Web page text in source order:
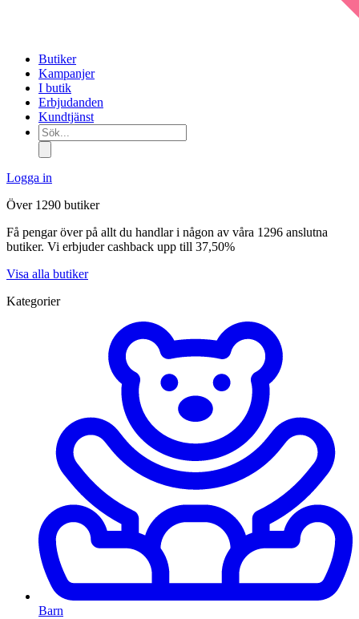
Butiker
Kampanjer
I butik
Erbjudanden
Kundtjänst
Sök...
Logga in
Över 1290 butiker
Få pengar över på allt du handlar i någon av våra 1296 anslutna
butiker. Vi erbjuder cashback upp till 37,50%
Visa alla butiker
Kategorier
Barn